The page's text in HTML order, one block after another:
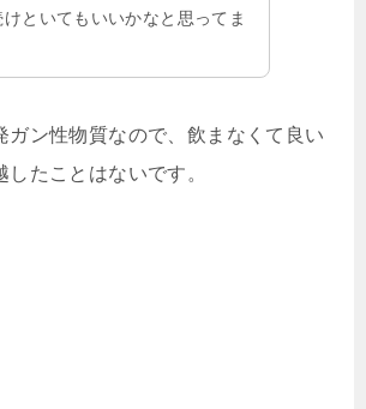
といてもいいかなと思ってま
ガン性物質なので、飲まなくて良い
たことはないです。